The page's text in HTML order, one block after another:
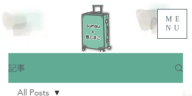
ME
NU
記事
All Posts